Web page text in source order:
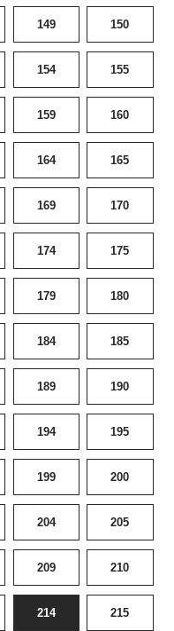
149 150
154 155
159 160
164 165
169 170
174 175
179 180
184 185
189 190
194 195
199 200
204 205
209 210
214 215